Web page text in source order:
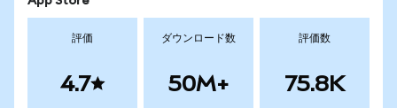
評価
4.7
ダウンロード数
50M+
評価数
75.8K